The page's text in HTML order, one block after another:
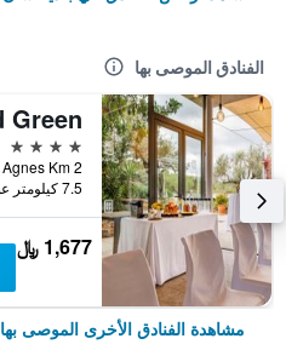
الفنادق الموصى بها
4 نجوم
7.5 كيلومتر عن وسط المدينة
1,677 ﷼
مشاهدة الفنادق الأخرى الموصى بها